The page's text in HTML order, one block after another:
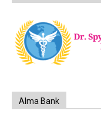
Alma Bank